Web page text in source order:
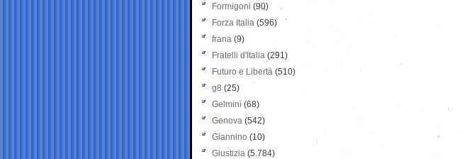
Formigoni (90)
Forza Italia (596)
frana (9)
Fratelli d'Italia (291)
Futuro e Libertà (510)
g8 (25)
Gelmini (68)
Genova (542)
Giannino (10)
Giustizia (5.784)